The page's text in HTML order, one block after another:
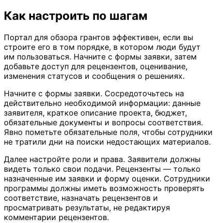
Как настроить по шагам
Портал для обзора грантов эффективен, если вы
строите его в том порядке, в котором люди будут
им пользоваться. Начните с формы заявки, затем
добавьте доступ для рецензентов, оценивание,
изменения статусов и сообщения о решениях.
Начните с формы заявки. Сосредоточьтесь на
действительно необходимой информации: данные
заявителя, краткое описание проекта, бюджет,
обязательные документы и вопросы соответствия.
Явно пометьте обязательные поля, чтобы сотрудники
не тратили дни на поиски недостающих материалов.
Далее настройте роли и права. Заявители должны
видеть только свои подачи. Рецензенты — только
назначенные им заявки и форму оценки. Сотрудники
программы должны иметь возможность проверять
соответствие, назначать рецензентов и
просматривать результаты, не редактируя
комментарии рецензентов.